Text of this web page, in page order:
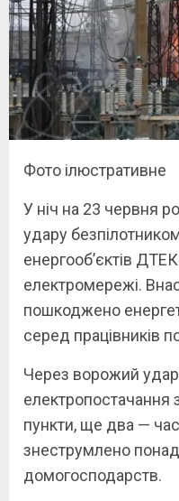
Фото ілюстративне
У ніч на 23 червня
удару
енергооб’єктів
електромережі.
пошкоджено
серед працівників
Через ворожий
електропостачання
пункти, ще два —
знеструмлено понад
домогосподарств.